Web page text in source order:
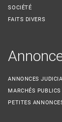
SOCIÉTÉ
FAITS DIVERS
ANNONCES
MARCHÉS PUBLICS
PETITES